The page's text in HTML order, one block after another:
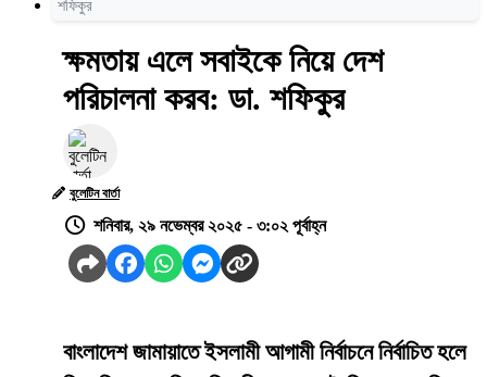
শফিকুর
ক্ষমতায় এলে সবাইকে নিয়ে দেশ
পরিচালনা করব: ডা. শফিকুর
বুলেটিন বার্তা
শনিবার, ২৯ নভেম্বর ২০২৫ - ৩:০২ পূর্বাহ্ন
বাংলাদেশ জামায়াতে ইসলামী আগামী নির্বাচনে নির্বাচিত হলে